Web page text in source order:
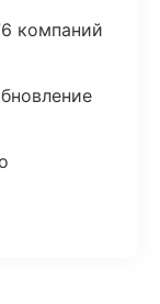
компаний